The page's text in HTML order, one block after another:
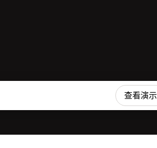
查看演示